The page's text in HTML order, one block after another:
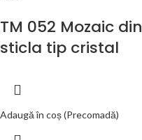
TM 052 Mozaic din
sticla tip cristal
Adaugă în coș (Precomadă)